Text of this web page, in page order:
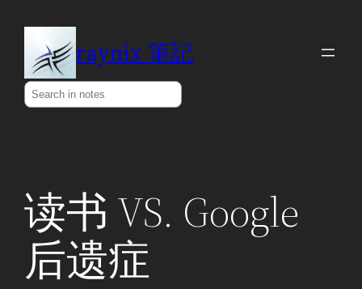
content
raynix 筆記
Search
读书 VS. Google
后遗症